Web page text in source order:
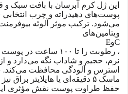
این ژل کرم آبرسان با بافت سبک و
پوست‌های دهیدراته و چرب
می‌شود. ترکیب موثر آلوئه‌
ویتامین‌های
CوE
، رطوبت را تا ۱۰۰
نرم، حجیم و شاداب نگه می‌دارد و
استرس و آلودگی محافظت می‌کند.
ماسک ۵ دقیقه‌ای یا هایلایتر
حفظ طراوت پوست نقش مؤثری